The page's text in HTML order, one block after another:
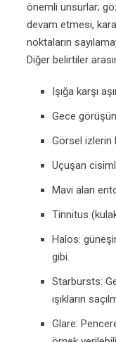
önemli unsurlar;
devam etmesi,
noktaların
Diğer belirtiler
Işığa karşı
Gece
Görsel izlerin
Uçuşan
Mavi alan
Tinnitus
Halos:
gibi.
Starbursts:
ışıkların
Glare: